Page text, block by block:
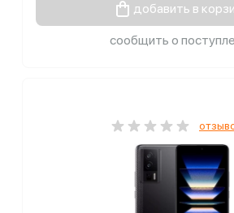
добавить в
сообщить о